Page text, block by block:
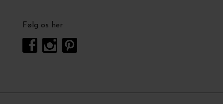
Følg os her